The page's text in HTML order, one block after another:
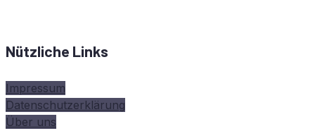
Nützliche Links
Impressum
Datenschutzerklärung
Über uns